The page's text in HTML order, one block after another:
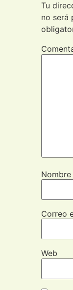
Tu
no será
Nombre
Correo
Web